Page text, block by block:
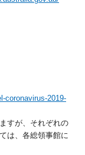
coronavirus-2019-
すが、それぞれの
は、各総領事館に